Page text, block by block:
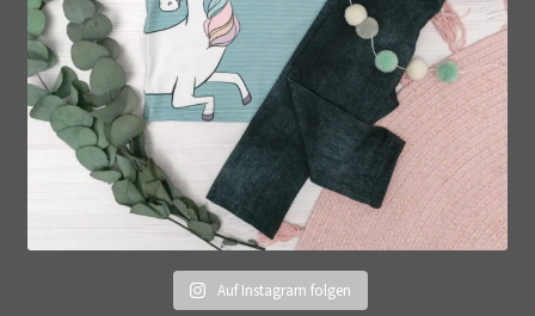
Auf Instagram folgen